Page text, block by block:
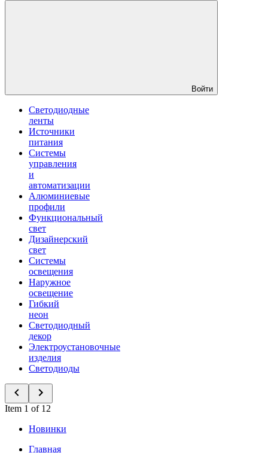
Войти
Светодиодные
ленты
Источники
питания
Системы
управления
и
автоматизации
Алюминиевые
профили
Функциональный
свет
Дизайнерский
свет
Системы
освещения
Наружное
освещение
Гибкий
неон
Светодиодный
декор
Электроустановочные
изделия
Светодиоды
Item 1 of 12
Новинки
Главная